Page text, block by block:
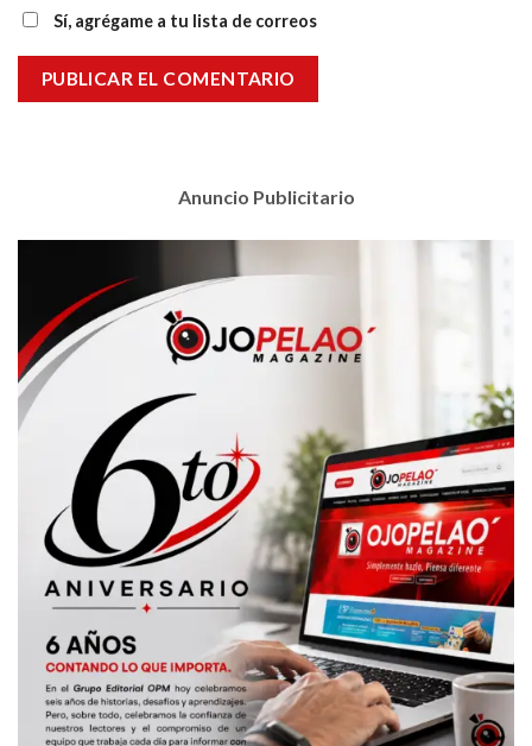
Sí, agrégame a tu lista de correos
Anuncio Publicitario